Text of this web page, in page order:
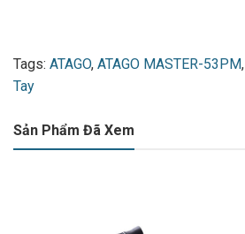
Tags: ATAGO, ATAGO MASTER-53PM,
Tay
Sản Phẩm Đã Xem